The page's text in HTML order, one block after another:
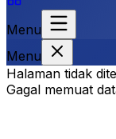
Menu
Menu
Halaman tidak
Gagal memuat